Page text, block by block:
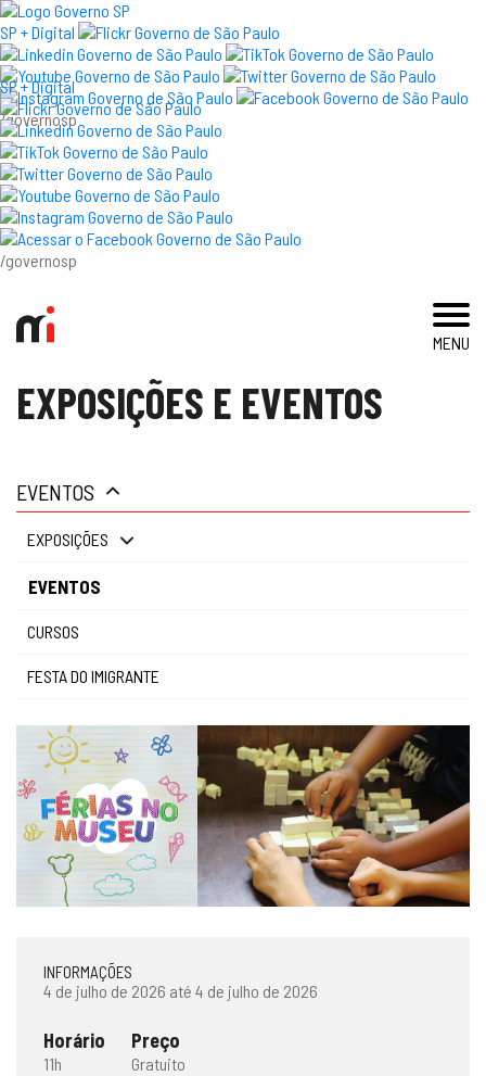
SP + Digital
/governosp
SP + Digital
/governosp
MENU
×
visite
exposições e eventos
acervo e pesquisa
museu
gestão
EXPOSIÇÕES E EVENTOS
EVENTOS
EXPOSIÇÕES
EVENTOS
CURSOS
FESTA DO IMIGRANTE
INFORMAÇÕES
4 de julho de 2026 até 4 de julho de 2026
Horário
11h
Preço
Gratuito